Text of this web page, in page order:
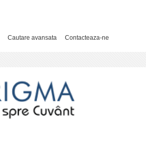
Cautare avansata Contacteaza-ne